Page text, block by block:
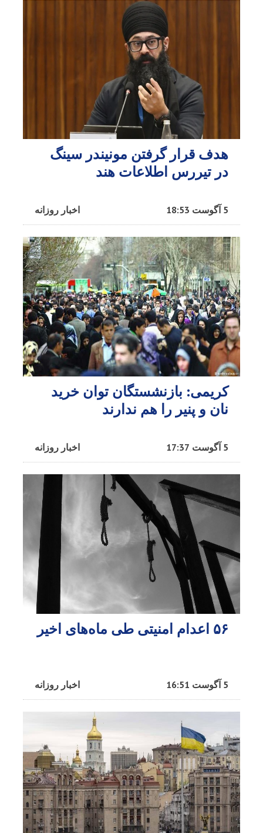
هدف قرار گرفتن مونیندر سینگ
در تیررس اطلاعات هند
اخبار روزانه 5 آگوست 18:53
کریمی: بازنشستگان توان خرید
نان و پنیر را هم ندارند
اخبار روزانه 5 آگوست 17:37
۵۶ اعدام امنیتی طی ماه‌های اخیر
اخبار روزانه 5 آگوست 16:51